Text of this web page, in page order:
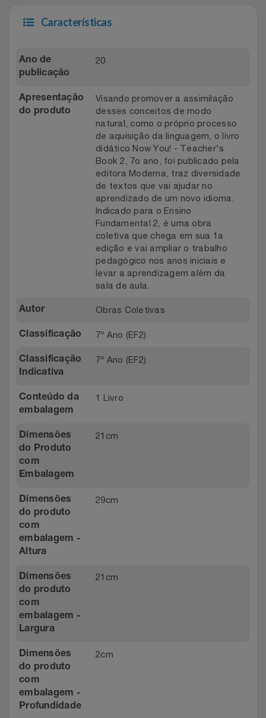
Utilidades Industriais
Vestuário
Tramontina
Três Corações
Características
Ano de
publicação
20
Apresentação
do produto
Visando promover a assimilação
desses conceitos de modo
natural, como o próprio processo
de aquisição da linguagem, o livro
didático Now You! - Teacher's
Book 2, 7o ano, foi publicado pela
editora Moderna, traz diversidade
de textos que vai ajudar no
aprendizado de um novo idioma.
Indicado para o Ensino
Fundamental 2, é uma obra
coletiva que chega em sua 1a
edição e vai ampliar o trabalho
pedagógico nos anos iniciais e
levar a aprendizagem além da
sala de aula.
Autor Obras Coletivas
Classificação 7º Ano (EF2)
Classificação
Indicativa
7º Ano (EF2)
Conteúdo da
embalagem
1 Livro
Dimensões
do Produto
com
Embalagem
21cm
Dimensões
do produto
com
embalagem -
Altura
29cm
Dimensões
do produto
com
embalagem -
Largura
21cm
Dimensões
do produto
com
embalagem -
Profundidade
2cm